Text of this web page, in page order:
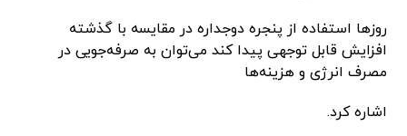
روزها استفاده از پنجره دوجداره در مقایسه با گذشته
افزایش قابل توجهی پیدا کند می‌توان به صرفه‌جویی در
مصرف انرژی و هزینه‌ها
اشاره کرد.